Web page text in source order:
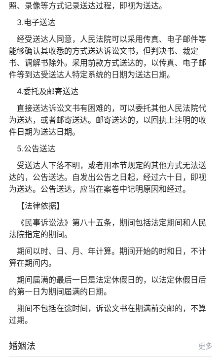
照、录像等方式记录送达过程，即视为送达。
3.电子送达
经受送达人同意，人民法院可以采用传真、电子邮件等
能够确认其收悉的方式送达诉讼文书，但判决书、裁定
书、调解书除外。采用前款方式送达的，以传真、电子邮
件等到达受送达人特定系统的日期为送达日期。
4.委托及邮寄送达
直接送达诉讼文书有困难的，可以委托其他人民法院代
为送达，或者邮寄送达。邮寄送达的，以回执上注明的收
件日期为送达日期。
5.公告送达
受送达人下落不明，或者用本节规定的其他方式无法送
达的，公告送达。自发出公告之日起，经过六十日，即视
为送达。公告送达，应当在案卷中记明原因和经过。
【法律依据】
《民事诉讼法》第八十五条，期间包括法定期间和人民
法院指定的期间。
期间以时、日、月、年计算。期间开始的时和日，不计
算在期间内。
期间届满的最后一日是法定休假日的，以法定休假日后
的第一日为期间届满的日期。
期间不包括在途时间，诉讼文书在期满前交邮的，不算
过期。
婚姻法 更多